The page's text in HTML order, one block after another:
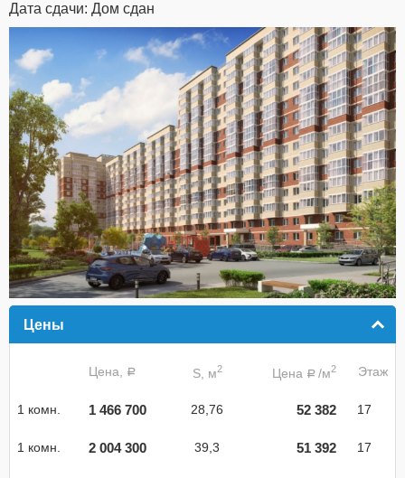
Дата сдачи: Дом сдан
Цены
Цена, a S, м2 Цена a /м2 Этаж
1 комн. 1 466 700 28,76 52 382 17
1 комн. 2 004 300 39,3 51 392 17